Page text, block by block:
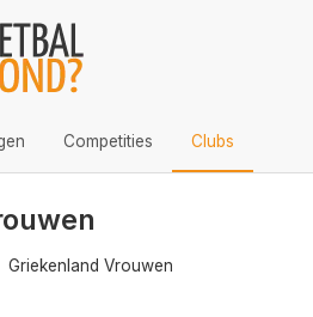
Competities Clubs
Griekenland Vrouwen